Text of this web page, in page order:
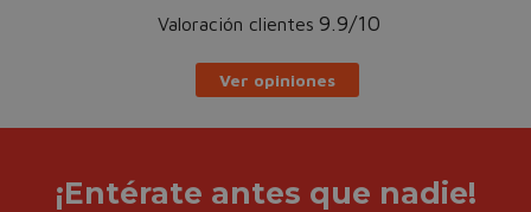
Valoración clientes 9.9/10
Ver opiniones
¡Entérate antes que nadie!